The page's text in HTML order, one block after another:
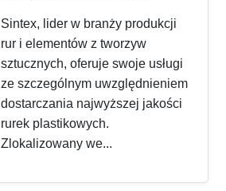
Sintex, lider w branży produkcji
rur i elementów z tworzyw
sztucznych, oferuje swoje usługi
ze szczególnym uwzględnieniem
dostarczania najwyższej jakości
rurek plastikowych.
Zlokalizowany we...